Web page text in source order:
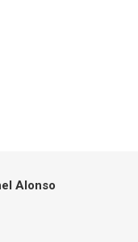
Alonso